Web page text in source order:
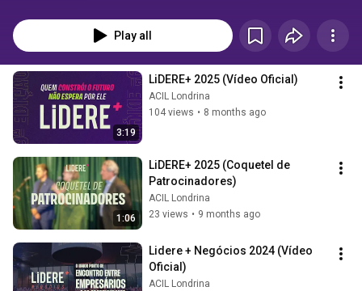
Play all
3:19
LiDERE+ 2025 (Vídeo Oficial)
ACIL Londrina
104 views • 8 months ago
1:06
LiDERE+ 2025 (Coquetel de
Patrocinadores)
ACIL Londrina
23 views • 9 months ago
Lidere + Negócios 2024 (Vídeo
Oficial)
ACIL Londrina